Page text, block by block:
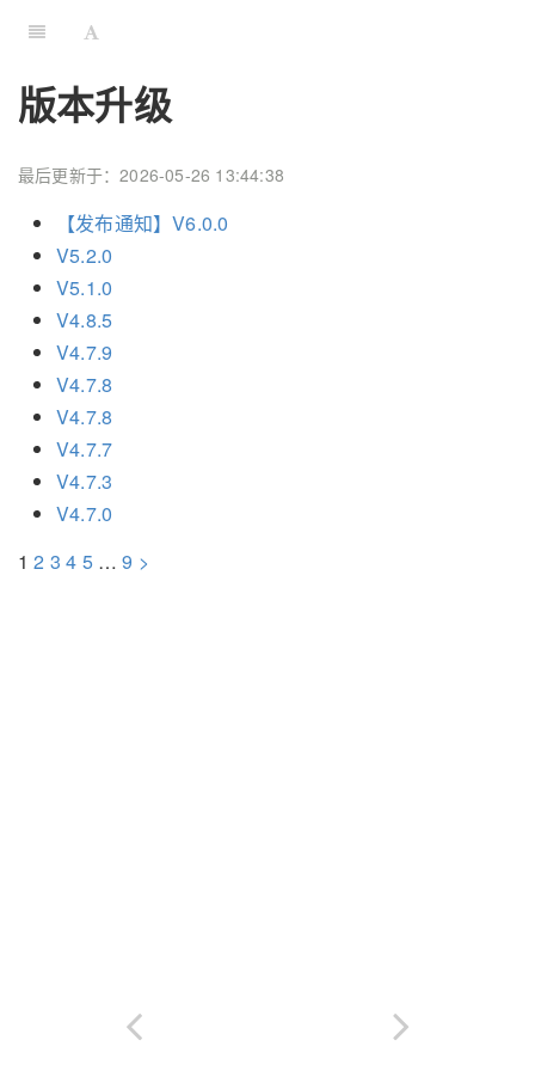
版本升级
最后更新于：2026-05-26 13:44:38
【发布通知】V6.0.0
V5.2.0
V5.1.0
V4.8.5
V4.7.9
V4.7.8
V4.7.8
V4.7.7
V4.7.3
V4.7.0
1 2 3 4 5 … 9 >